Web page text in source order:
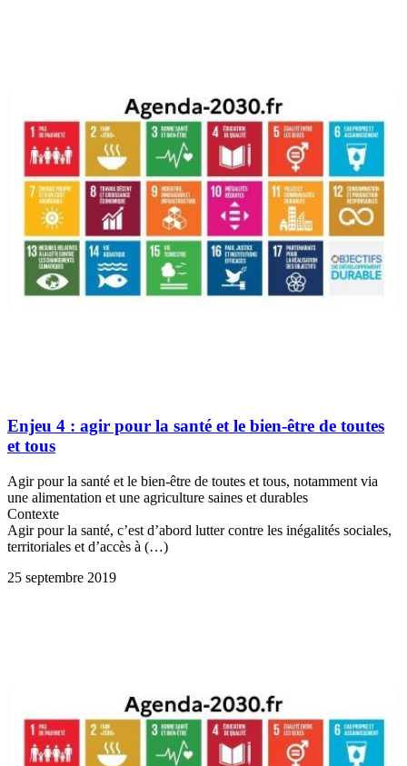
Enjeu 4 : agir pour la santé et le bien-être de toutes
et tous
Agir pour la santé et le bien-être de toutes et tous, notamment via
une alimentation et une agriculture saines et durables
Contexte
Agir pour la santé, c’est d’abord lutter contre les inégalités sociales,
territoriales et d’accès à (…)
25 septembre 2019